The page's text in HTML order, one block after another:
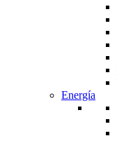
Energía